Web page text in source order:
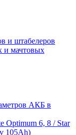
и штабелеров
и мачтовых
АКБ в
Optimum 6, 8 / Star
105Ah)